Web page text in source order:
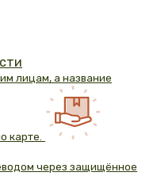
лицам, а название
карте.
через защищённое